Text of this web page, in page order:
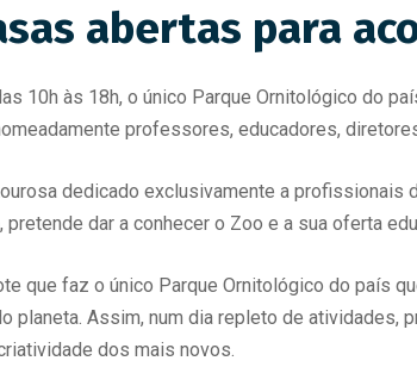
abertas para
10h às 18h, o único Parque Ornitológico do
professores, educadores,
dedicado exclusivamente a profissionais
dar a conhecer o Zoo e a sua oferta
que faz o único Parque Ornitológico do país
planeta. Assim, num dia repleto de
dos mais novos.